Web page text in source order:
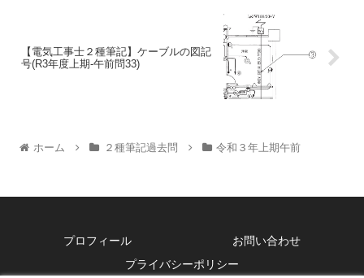
【電気工事士２種筆記】ケーブルの図記
号(R3年度上期-午前問33)
ホーム ２種筆記過去問 令和３年上期午前
プロフィール
お問い合わせ
プライバシーポリシー